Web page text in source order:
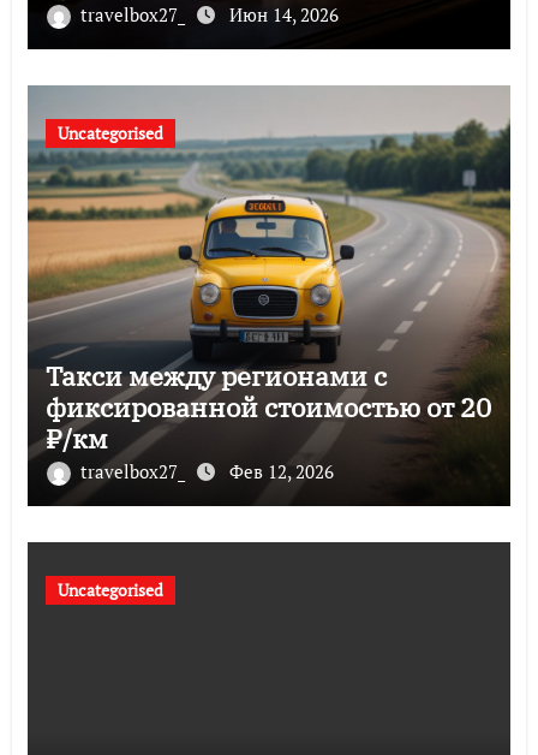
travelbox27_ Июн 14, 2026
Uncategorised
Такси между регионами с
фиксированной стоимостью от 20
₽/км
travelbox27_ Фев 12, 2026
Uncategorised